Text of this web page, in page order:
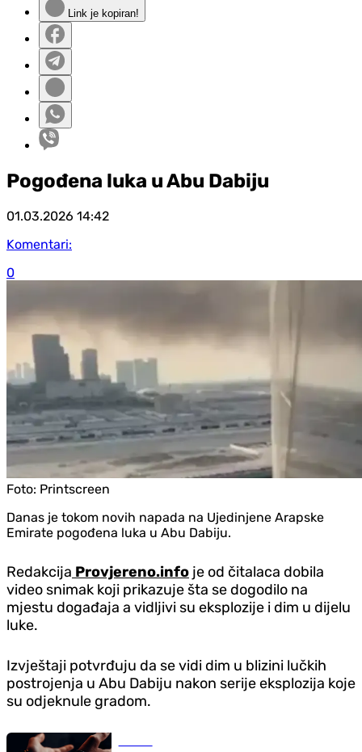
Link je kopiran!
Pogođena luka u Abu Dabiju
01.03.2026 14:42
Komentari:
0
Foto: Printscreen
Danas je tokom novih napada na Ujedinjene Arapske
Emirate pogođena luka u Abu Dabiju.
Redakcija Provjereno.info je od čitalaca dobila
video snimak koji prikazuje šta se dogodilo na
mjestu događaja a vidljivi su eksplozije i dim u dijelu
luke.
Izvještaji potvrđuju da se vidi dim u blizini lučkih
postrojenja u Abu Dabiju nakon serije eksplozija koje
su odjeknule gradom.